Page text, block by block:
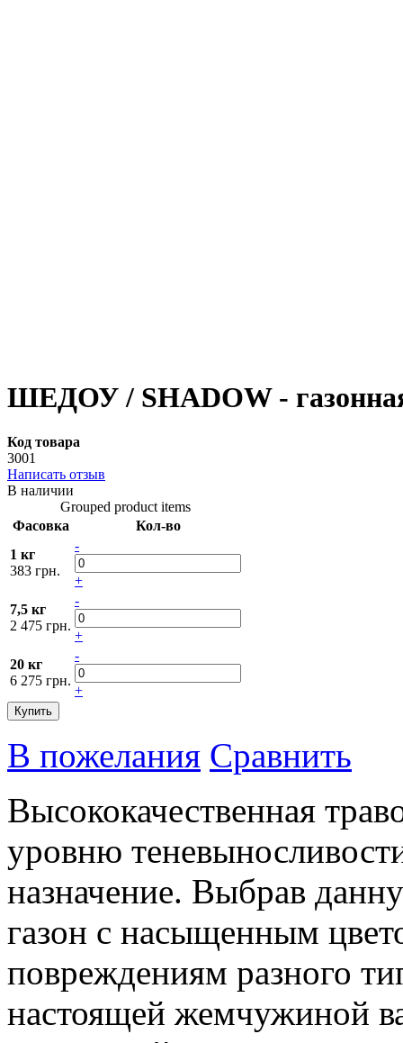
ШЕДОУ / SHADOW -
Код товара
3001
Написать отзыв
В наличии
Grouped product items
Фасовка
Кол-во
1 кг
383 грн.
-
+
7,5 кг
2 475 грн.
-
+
20 кг
6 275 грн.
-
+
Купить
В пожелания Сравнить
Высококачественная
уровню
назначение. Выбрав
газон с насыщенным
повреждениям разного
настоящей жемчужиной